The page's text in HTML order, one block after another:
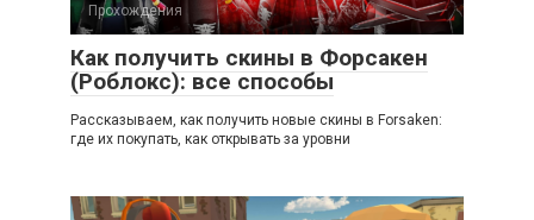
Прохождения
Как получить скины в Форсакен
(Роблокс): все способы
Рассказываем, как получить новые скины в Forsaken:
где их покупать, как открывать за уровни